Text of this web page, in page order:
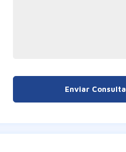
Enviar Consulta